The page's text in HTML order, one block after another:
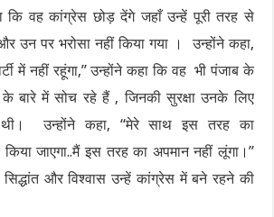
कि वह कांग्रेस छोड़ देंगे जहाँ उन्हें पूरी तरह से
उन पर भरोसा नहीं किया गया । उन्होंने कहा,
में नहीं रहूंगा,” उन्होंने कहा कि वह भी पंजाब के
बारे में सोच रहे हैं , जिनकी सुरक्षा उनके लिए
थी। उन्होंने कहा, “मेरे साथ इस तरह का
जाएगा..मैं इस तरह का अपमान नहीं लूंगा।”
और विश्वास उन्हें कांग्रेस में बने रहने की